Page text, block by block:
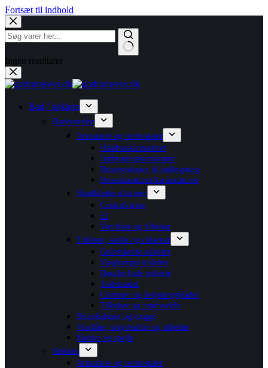
Fortsæt til indhold
Ingen resultater
Bad / køkken
Badeværelse
Armaturer og termostater
Håndvaskarmaturer
Indbygningsarmaturer
Brusesystemer til indbygning
Brusearmaturer/kararmaturer
Håndklæderadiatorer
Centralvarme
El
Ventilsæt og tilbehør
Toiletter, sæder og cisterner
Gulvstående toiletter
Væghængte toiletter
Douche bide toiletter
Toiletsæder
Cisterner og betjeningsplader
Tilbehør og reservedele
Brusekabiner og vægge
Vandlåse, stopventiler og tilbehør
Møbler og spejle
Køkken
Armaturer og termostater